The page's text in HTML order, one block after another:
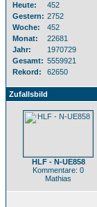
Heute:
452
Gestern: 2752
Woche:
452
Monat:
22681
Jahr:
1970729
Gesamt: 5559921
Rekord:
62650
Zufallsbild
HLF - N-UE858
Kommentare: 0
Mathias